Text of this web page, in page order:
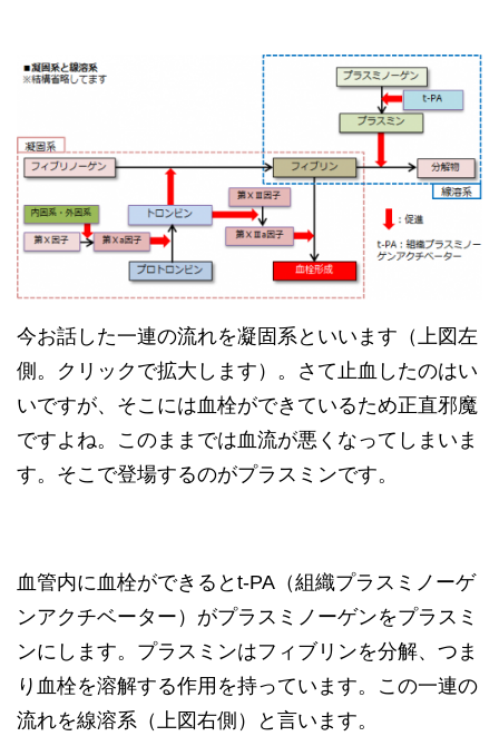
今お話した一連の流れを凝固系といいます（上図左
側。クリックで拡大します）。さて止血したのはい
いですが、そこには血栓ができているため正直邪魔
ですよね。このままでは血流が悪くなってしまいま
す。そこで登場するのがプラスミンです。
血管内に血栓ができるとt-PA（組織プラスミノーゲ
ンアクチベーター）がプラスミノーゲンをプラスミ
ンにします。プラスミンはフィブリンを分解、つま
り血栓を溶解する作用を持っています。この一連の
流れを線溶系（上図右側）と言います。